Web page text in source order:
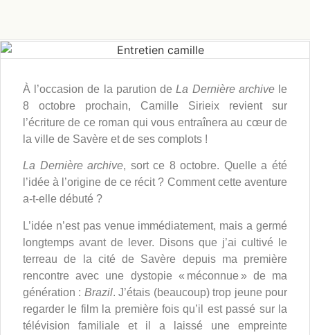
À l’occasion de la parution deLa Dernière archivele
8 octobre prochain, Camille Sirieix revient sur
l’écriture de ce roman qui vous entraînera au cœur de
la ville de Savère et de ses complots !
La Dernière archive, sort ce 8 octobre. Quelle a été
l’idée à l’origine de ce récit ? Comment cette aventure
a-t-elle débuté ?
L’idée n’est pas venue immédiatement, mais a germé
longtemps avant de lever. Disons que j’ai cultivé le
terreau de la cité de Savère depuis ma première
rencontre avec une dystopie « méconnue » de ma
génération : Brazil. J’étais (beaucoup) trop jeune pour
regarder le film la première fois qu’il est passé sur la
télévision familiale et il a laissé une empreinte